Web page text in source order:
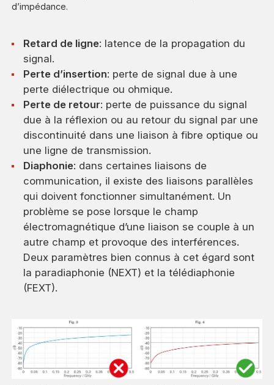
d’impédance.
Retard de ligne: latence de la propagation du
signal.
Perte d’insertion: perte de signal due à une
perte diélectrique ou ohmique.
Perte de retour: perte de puissance du signal
due à la réflexion ou au retour du signal par une
discontinuité dans une liaison à fibre optique ou
une ligne de transmission.
Diaphonie: dans certaines liaisons de
communication, il existe des liaisons parallèles
qui doivent fonctionner simultanément. Un
problème se pose lorsque le champ
électromagnétique d’une liaison se couple à un
autre champ et provoque des interférences.
Deux paramètres bien connus à cet égard sont
la paradiaphonie (NEXT) et la télédiaphonie
(FEXT).